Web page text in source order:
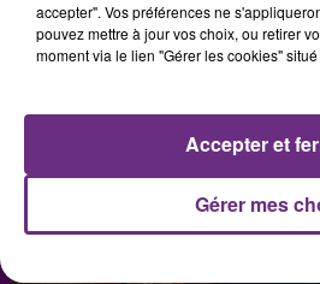
accepter". Vos préférences ne
pouvez mettre à jour vos choix, ou retirer
moment via le lien "Gérer les cookies"
Gérer mes
Accepter et